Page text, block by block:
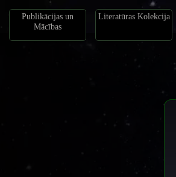
Publikācijas un
Mācības
Literatūras Kolekcija